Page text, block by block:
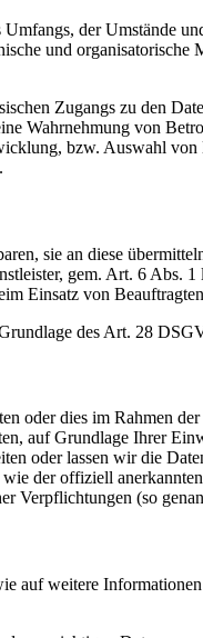
der Umstände
und organisatorische
Zugangs zu den
Wahrnehmung von
bzw. Auswahl
sie an diese
gem. Art. 6 Abs.
Einsatz von
des Art. 28
oder dies im Rahmen
auf Grundlage Ihrer
oder lassen wir die
der offiziell
Verpflichtungen (so
auf weitere